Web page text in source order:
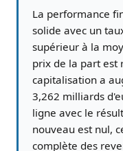
La performance
solide avec un
supérieur à la
prix de la part est
capitalisation a
3,262 milliards
ligne avec le
nouveau est nul,
complète des